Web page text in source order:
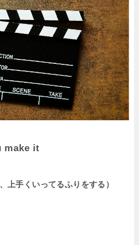
make it
上手くいってるふりをする）